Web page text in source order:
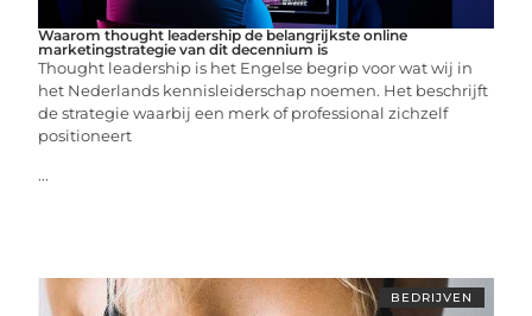
Waarom thought leadership de belangrijkste online
marketingstrategie van dit decennium is
Thought leadership is het Engelse begrip voor wat wij in
het Nederlands kennisleiderschap noemen. Het beschrijft
de strategie waarbij een merk of professional zichzelf
positioneert
...
BEDRIJVEN